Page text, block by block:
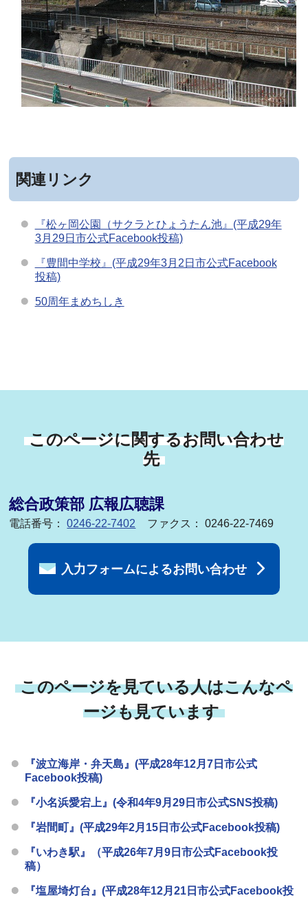
関連リンク
『松ヶ岡公園（サクラとひょうたん池』(平成29年
3月29日市公式Facebook投稿)
『豊間中学校』(平成29年3月2日市公式Facebook
投稿)
50周年まめちしき
このページに関するお問い合わせ
先
総合政策部 広報広聴課
電話番号：0246-22-7402 ファクス： 0246-22-7469
入力フォームによるお問い合わせ
このページを見ている人はこんなペ
ージも見ています
『波立海岸・弁天島』(平成28年12月7日市公式
Facebook投稿)
『小名浜愛宕上』(令和4年9月29日市公式SNS投稿)
『岩間町』(平成29年2月15日市公式Facebook投稿)
『いわき駅』（平成26年7月9日市公式Facebook投
稿）
『塩屋埼灯台』(平成28年12月21日市公式Facebook投